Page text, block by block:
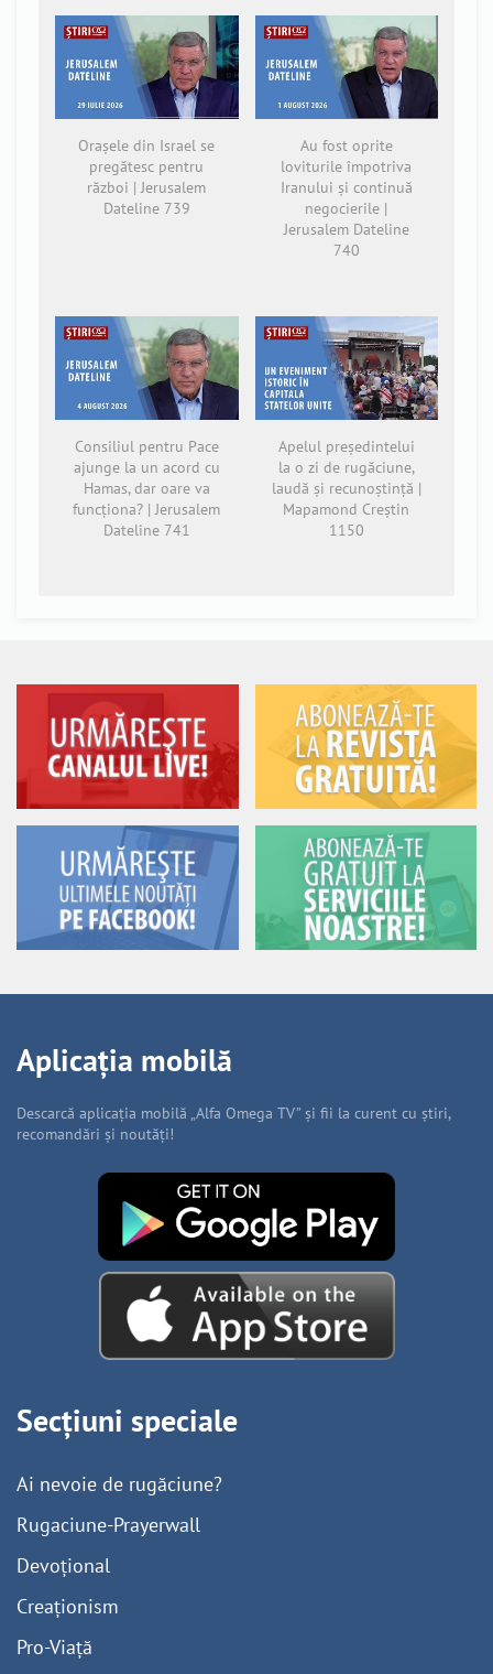
Orașele din Israel se
pregătesc pentru
război | Jerusalem
Dateline 739
Au fost oprite
loviturile împotriva
Iranului și continuă
negocierile |
Jerusalem Dateline
740
Consiliul pentru Pace
ajunge la un acord cu
Hamas, dar oare va
funcționa? | Jerusalem
Dateline 741
Apelul președintelui
la o zi de rugăciune,
laudă și recunoștință |
Mapamond Creștin
1150
Aplicația mobilă
Descarcă aplicația mobilă „Alfa Omega TV” și fii la curent cu știri,
recomandări și noutăți!
Secțiuni speciale
Ai nevoie de rugăciune?
Rugaciune-Prayerwall
Devoțional
Creaționism
Pro-Viață